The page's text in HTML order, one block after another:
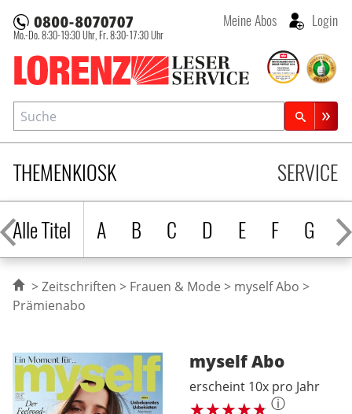
Lorenz Leserservice
Mo.-Do. 8:30-19:30 Uhr, Fr. 8:30-17:30 Uhr
Meine Abos Login
THEMENKIOSK
Alle Titel
A B C D E F G H
SERVICE
Suche
Zeitschriftensuche
Zeitschriften Frauen & Mode
myself Abo
Prämienabo
myselfAbo
erscheint 10x pro Jahr
ⓘ